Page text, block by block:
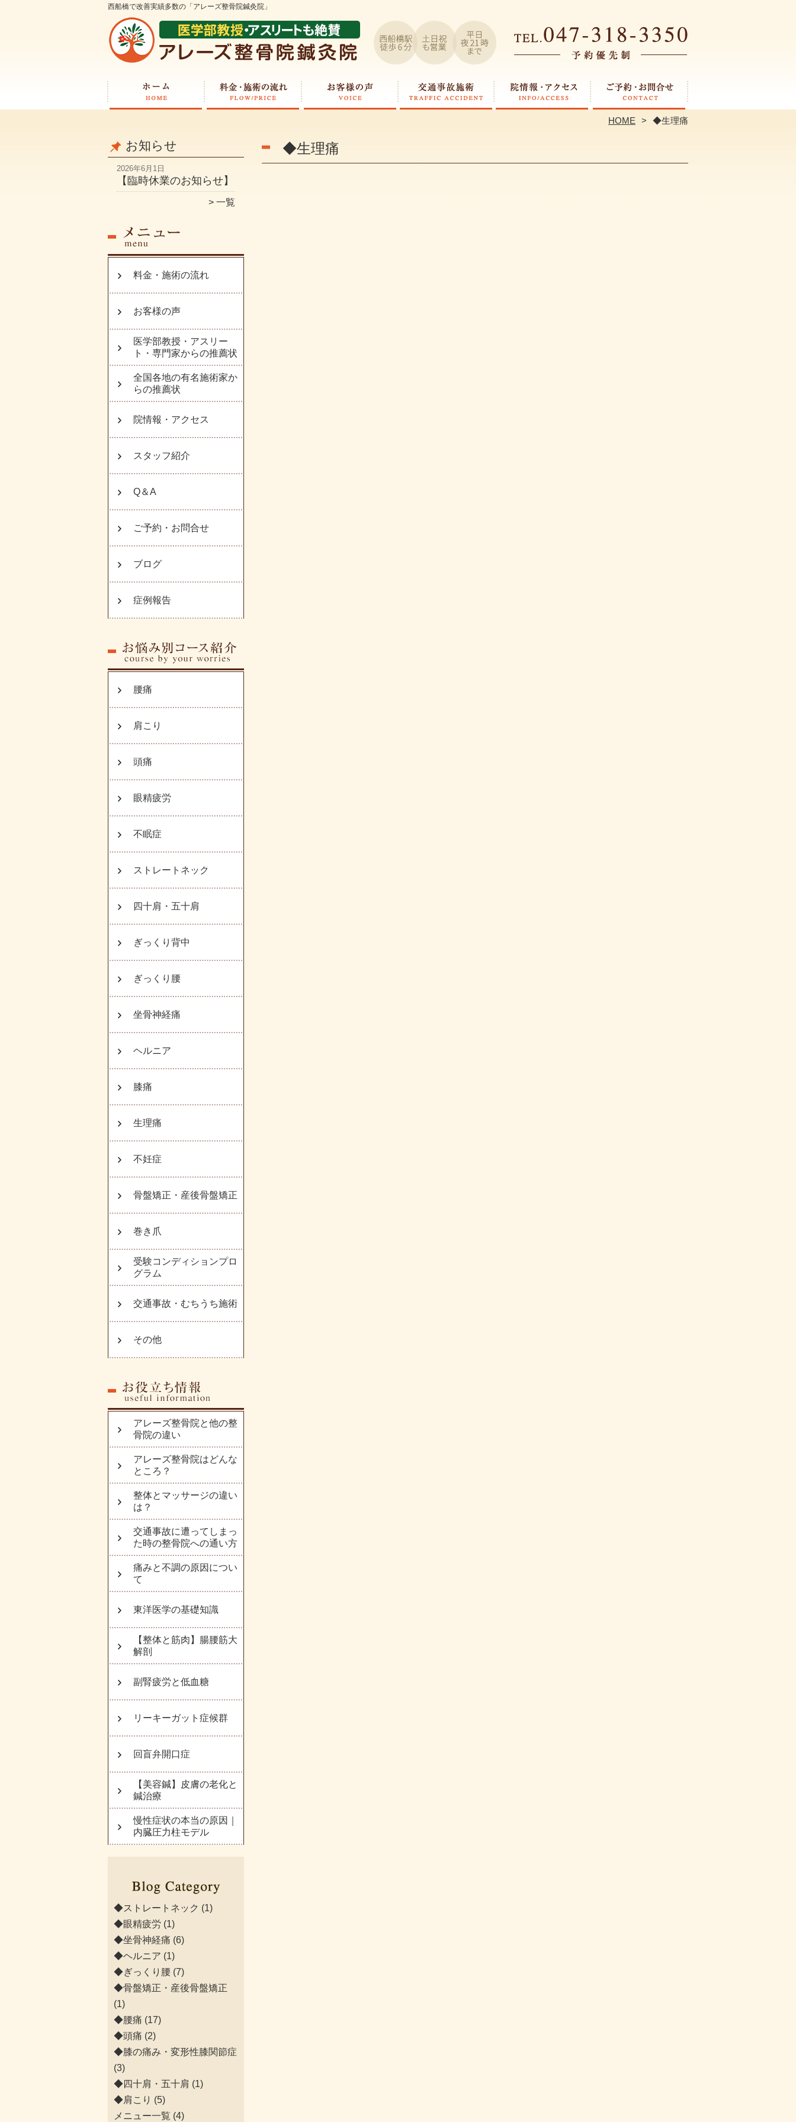
西船橋で改善実績多数の「アレーズ整骨院鍼灸院」
HOME ◆生理痛
お知らせ
2026年6月1日
【臨時休業のお知らせ】
一覧
料金・施術の流れ
お客様の声
医学部教授・アスリー
ト・専門家からの推薦状
全国各地の有名施術家か
らの推薦状
院情報・アクセス
スタッフ紹介
Q＆A
ご予約・お問合せ
ブログ
症例報告
腰痛
肩こり
頭痛
眼精疲労
不眠症
ストレートネック
四十肩・五十肩
ぎっくり背中
ぎっくり腰
坐骨神経痛
ヘルニア
膝痛
生理痛
不妊症
骨盤矯正・産後骨盤矯正
巻き爪
受験コンディションプロ
グラム
交通事故・むちうち施術
その他
アレーズ整骨院と他の整
骨院の違い
アレーズ整骨院はどんな
ところ？
整体とマッサージの違い
は？
交通事故に遭ってしまっ
た時の整骨院への通い方
痛みと不調の原因につい
て
東洋医学の基礎知識
【整体と筋肉】腸腰筋大
解剖
副腎疲労と低血糖
リーキーガット症候群
回盲弁開口症
【美容鍼】皮膚の老化と
鍼治療
慢性症状の本当の原因｜
内臓圧力柱モデル
◆ストレートネック (1)
◆眼精疲労 (1)
◆坐骨神経痛 (6)
◆ヘルニア (1)
◆ぎっくり腰 (7)
◆骨盤矯正・産後骨盤矯正
(1)
◆腰痛 (17)
◆頭痛 (2)
◆膝の痛み・変形性膝関節症
(3)
◆四十肩・五十肩 (1)
◆肩こり (5)
メニュー一覧 (4)
◆生理痛